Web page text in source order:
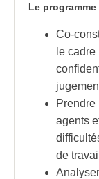
Le
Co-
le
agents
de